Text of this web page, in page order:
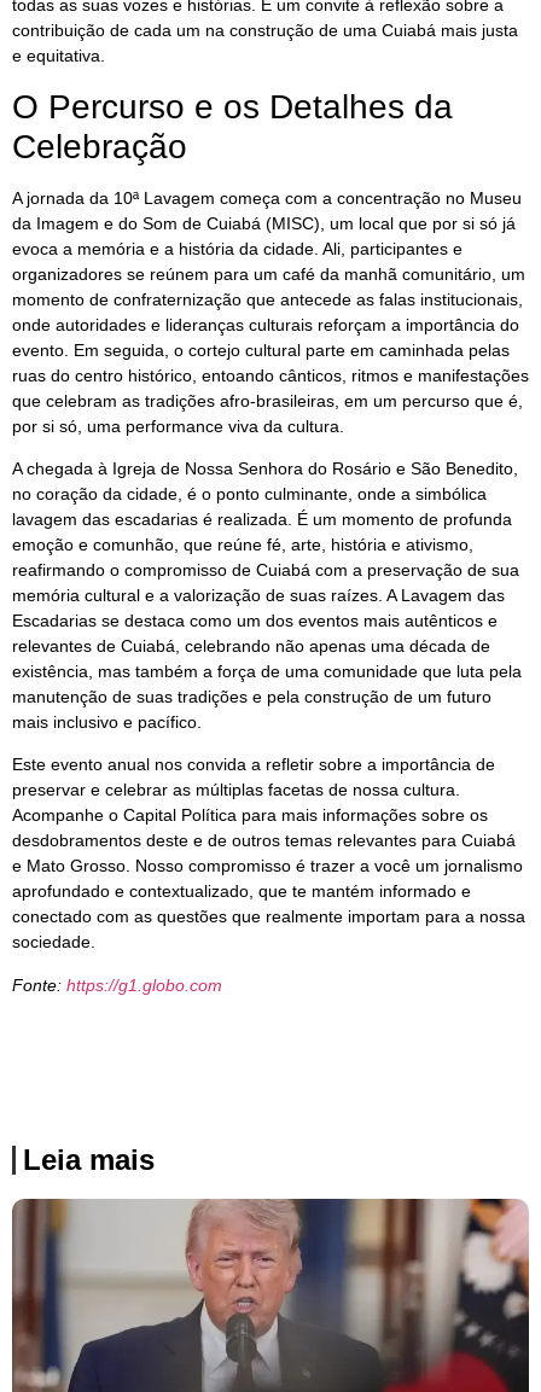
todas as suas vozes e histórias. É um convite à reflexão sobre a
contribuição de cada um na construção de uma Cuiabá mais justa
e equitativa.
O Percurso e os Detalhes da
Celebração
A jornada da 10ª Lavagem começa com a concentração no Museu
da Imagem e do Som de Cuiabá (MISC), um local que por si só já
evoca a memória e a história da cidade. Ali, participantes e
organizadores se reúnem para um café da manhã comunitário, um
momento de confraternização que antecede as falas institucionais,
onde autoridades e lideranças culturais reforçam a importância do
evento. Em seguida, o cortejo cultural parte em caminhada pelas
ruas do centro histórico, entoando cânticos, ritmos e manifestações
que celebram as tradições afro-brasileiras, em um percurso que é,
por si só, uma performance viva da cultura.
A chegada à Igreja de Nossa Senhora do Rosário e São Benedito,
no coração da cidade, é o ponto culminante, onde a simbólica
lavagem das escadarias é realizada. É um momento de profunda
emoção e comunhão, que reúne fé, arte, história e ativismo,
reafirmando o compromisso de Cuiabá com a preservação de sua
memória cultural e a valorização de suas raízes. A Lavagem das
Escadarias se destaca como um dos eventos mais autênticos e
relevantes de Cuiabá, celebrando não apenas uma década de
existência, mas também a força de uma comunidade que luta pela
manutenção de suas tradições e pela construção de um futuro
mais inclusivo e pacífico.
Este evento anual nos convida a refletir sobre a importância de
preservar e celebrar as múltiplas facetas de nossa cultura.
Acompanhe o Capital Política para mais informações sobre os
desdobramentos deste e de outros temas relevantes para Cuiabá
e Mato Grosso. Nosso compromisso é trazer a você um jornalismo
aprofundado e contextualizado, que te mantém informado e
conectado com as questões que realmente importam para a nossa
sociedade.
Fonte: https://g1.globo.com
Leia mais